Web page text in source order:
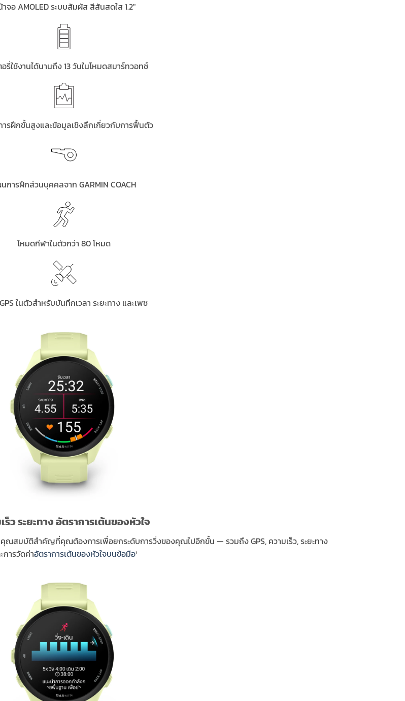
จอ AMOLED ระบบสัมผัส สีสันสดใส 1.2″
รี่ใช้งานได้นานถึง 13 วันในโหมดสมาร์ทวอทช์
รฝึกขั้นสูงและข้อมูลเชิงลึกเกี่ยวกับการฟื้นตัว
การฝึกส่วนบุคคลจาก GARMIN COACH
โหมดกีฬาในตัวกว่า 80 โหมด
ในตัวสำหรับบันทึกเวลา ระยะทาง และเพซ
ร็ว ระยะทาง อัตราการเต้นของหัวใจ
ณสมบัติสำคัญที่คุณต้องการเพื่อยกระดับการวิ่งของคุณไปอีกขั้น — รวมถึง GPS, ความเร็ว, ระยะทาง
การวัดค่าอัตราการเต้นของหัวใจบนข้อมือ¹